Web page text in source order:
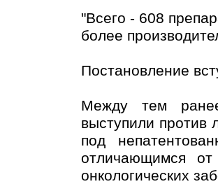
"Всего - 608
более
Постановление
Между тем
выступили против
под
отличающимся от
онкологических